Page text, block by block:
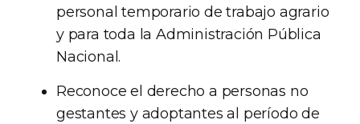
personal temporario de trabajo agrario
y para toda la Administración Pública
Nacional.
Reconoce el derecho a personas no
gestantes y adoptantes al período de